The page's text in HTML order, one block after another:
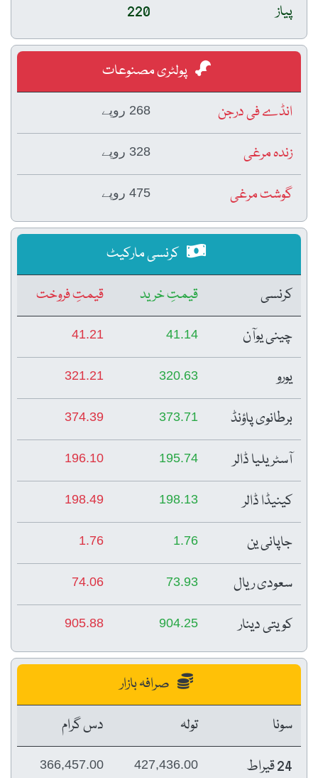
پیاز
220
پولٹری مصنوعات
انڈے فی درجن
268 روپے
زندہ مرغی 328 روپے
گوشت مرغی 475 روپے
کرنسی مارکیٹ
کرنسی
قیمتِ خرید
قیمتِ فروخت
چینی یوآن
41.14
41.21
یورو 320.63
321.21
برطانوی پاؤنڈ 373.71
374.39
آسٹریلیا ڈالر 195.74
196.10
کینیڈا ڈالر 198.13
198.49
جاپانی ین 1.76
1.76
سعودی ریال 73.93
74.06
کویتی دینار 904.25
905.88
صرافہ بازار
سونا
تولہ
دس گرام
24 قیراط
427,436.00
366,457.00